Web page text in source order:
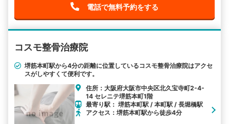
電話で無料予約をする
コスモ整骨治療院
堺筋本町駅から4分の距離に位置しているコスモ整骨治療院はアクセ
スがしやすくて便利です。
住所：大阪府大阪市中央区北久宝寺町2-4-
14 セレニテ堺筋本町1階
最寄り駅： 堺筋本町駅 / 本町駅 / 長堀橋駅
アクセス：堺筋本町駅から徒歩4分